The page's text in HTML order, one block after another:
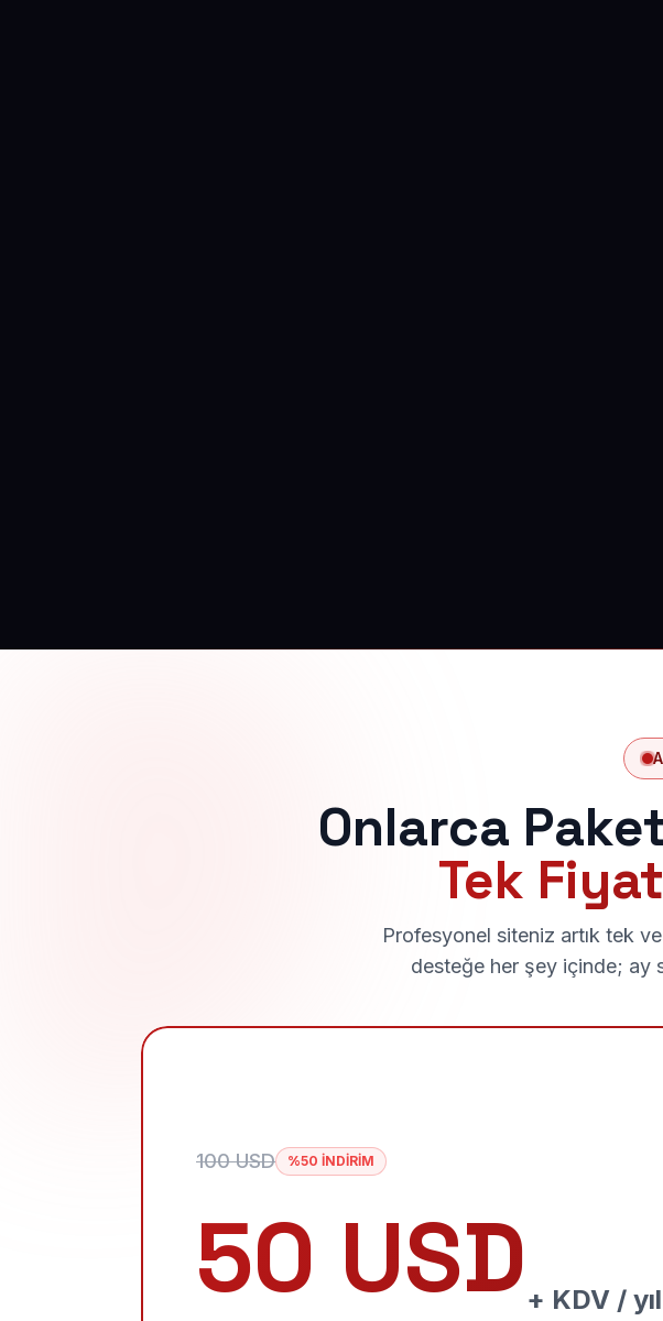
Onlarca
Tek
Profesyonel siteniz artık tek
desteğe her şey içinde; ay
100 USD %50 İNDİRİM
50 USD + KDV / yıl